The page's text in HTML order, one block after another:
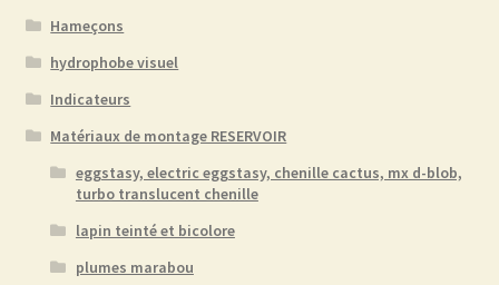
Hameçons
hydrophobe visuel
Indicateurs
Matériaux de montage RESERVOIR
eggstasy, electric eggstasy, chenille cactus, mx d-blob,
turbo translucent chenille
lapin teinté et bicolore
plumes marabou